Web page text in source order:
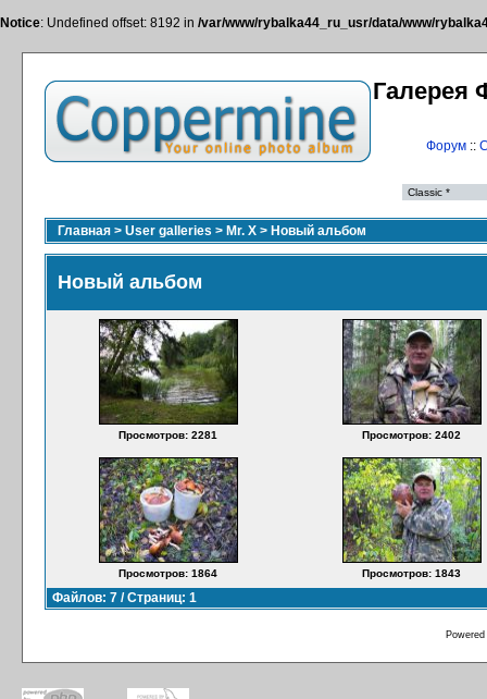
Notice: Undefined offset: 8192 in /var/www/rybalka44_ru_usr/data/www/
Галерея
Форум::
Главная > User galleries > Mr. X > Новый альбом
Новый альбом
Просмотров: 2281 Просмотров: 2402
Просмотров: 1864 Просмотров: 1843
Файлов: 7 / Страниц: 1